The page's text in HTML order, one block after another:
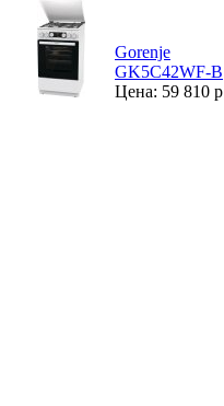
Gorenje
GK5C42WF-B
Цена: 59 810 р